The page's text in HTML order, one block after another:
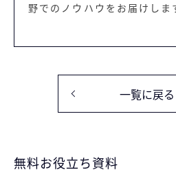
野でのノウハウをお届けしま
一覧に戻る
無料お役立ち資料